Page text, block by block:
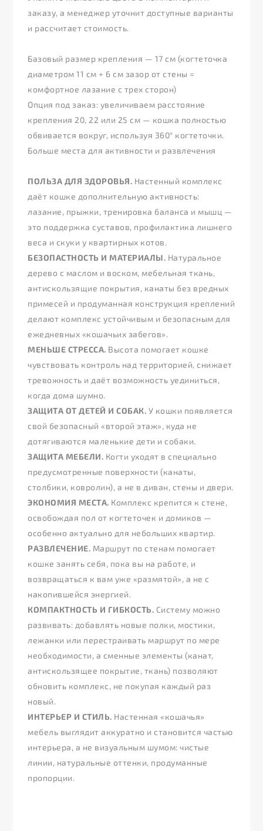
заказу, а менеджер уточнит доступные варианты
и рассчитает стоимость.
Базовый размер крепления — 17 см (когтеточка
диаметром 11 см + 6 см зазор от стены =
комфортное лазание с трех сторон)
Опция под заказ: увеличиваем расстояние
крепления 20, 22 или 25 см — кошка полностью
обвивается вокруг, используя 360° когтеточки.
Больше места для активности и развлечения
ПОЛЬЗА ДЛЯ ЗДОРОВЬЯ. Настенный комплекс
даёт кошке дополнительную активность:
лазание, прыжки, тренировка баланса и мышц —
это поддержка суставов, профилактика лишнего
веса и скуки у квартирных котов.
БЕЗОПАСТНОСТЬ И МАТЕРИАЛЫ. Натуральное
дерево с маслом и воском, мебельная ткань,
антискользящие покрытия, канаты без вредных
примесей и продуманная конструкция креплений
делают комплекс устойчивым и безопасным для
ежедневных «кошачьих забегов».
МЕНЬШЕ СТРЕССА. Высота помогает кошке
чувствовать контроль над территорией, снижает
тревожность и даёт возможность уединиться,
когда дома шумно.
ЗАЩИТА ОТ ДЕТЕЙ И СОБАК. У кошки появляется
свой безопасный «второй этаж», куда не
дотягиваются маленькие дети и собаки.
ЗАЩИТА МЕБЕЛИ. Когти уходят в специально
предусмотренные поверхности (канаты,
столбики, ковролин), а не в диван, стены и двери.
ЭКОНОМИЯ МЕСТА. Комплекс крепится к стене,
освобождая пол от когтеточек и домиков —
особенно актуально для небольших квартир.
РАЗВЛЕЧЕНИЕ. Маршрут по стенам помогает
кошке занять себя, пока вы на работе, и
возвращаться к вам уже «размятой», а не с
накопившейся энергией.
КОМПАКТНОСТЬ И ГИБКОСТЬ. Систему можно
развивать: добавлять новые полки, мостики,
лежанки или перестраивать маршрут по мере
необходимости, а сменные элементы (канат,
антискользящее покрытие, ткань) позволяют
обновить комплекс, не покупая каждый раз
новый.
ИНТЕРЬЕР И СТИЛЬ. Настенная «кошачья»
мебель выглядит аккуратно и становится частью
интерьера, а не визуальным шумом: чистые
линии, натуральные оттенки, продуманные
пропорции.